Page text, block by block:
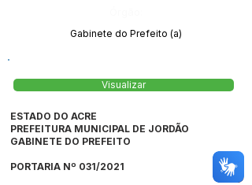
Gabinete do Prefeito (a)
Visualizar
ESTADO DO ACRE
PREFEITURA MUNICIPAL DE JORDÃO
GABINETE DO PREFEITO
PORTARIA Nº 031/2021